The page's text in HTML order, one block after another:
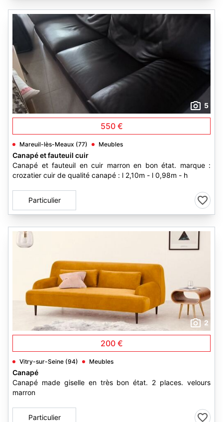
5
550 €
Mareuil-lès-Meaux (77) Meubles
Canapé et fauteuil cuir
Canapé et fauteuil en cuir marron en bon état. marque :
crozatier cuir de qualité canapé : l 2,10m - l 0,98m - h
Particulier
2
200 €
Vitry-sur-Seine (94) Meubles
Canapé
Canapé made giselle en très bon état. 2 places. velours
marron
Particulier